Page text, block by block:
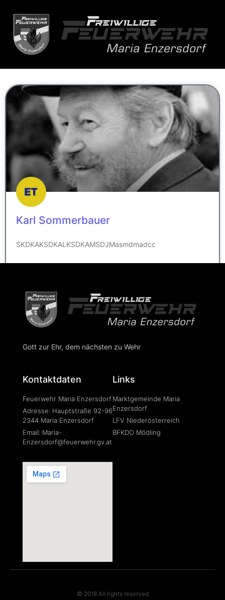
Karl Sommerbauer
SKDKAKSDKALKSDKAMSDJMasmdmadcc
Gott zur Ehr, dem nächsten zu Wehr
Kontaktdaten
Feuerwehr Maria Enzersdorf
Adresse: Hauptstraße 92-96
2344 Maria Enzersdorf
Email: Maria-
Enzersdorf@feuerwehr.gv.at
Links
Marktgemeinde Maria
Enzersdorf
LFV Niederösterreich
BFKDO Mödling
© 2018 All rights reserved